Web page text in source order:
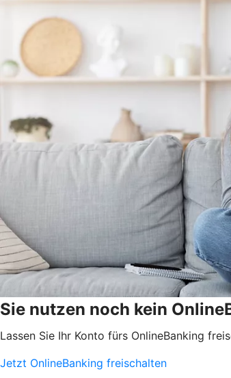
Sie nutzen noch kein
Lassen Sie Ihr Konto fürs OnlineBanking
Jetzt OnlineBanking freischalten